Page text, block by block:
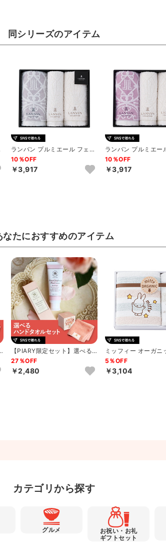
同シリーズのアイテム
ランバン プルミエール フェイ
ス2P･ウォッシュタオル1...
10％OFF
￥3,917
ランバン プルミエー
ス2P･ウォッシュタオ
10％OFF
￥3,917
なたにおすすめのアイテム
【PIARY限定セット】選べるT
HE QUEEN’S T...
27％OFF
￥2,480
ミッフィー オーガニ
1P･ウォッシュタオル
5％OFF
￥3,104
カテゴリから探す
グルメ
お祝い・お礼
ギフトセット